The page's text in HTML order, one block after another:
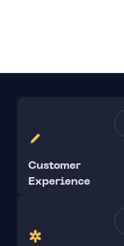
Customer
Experience